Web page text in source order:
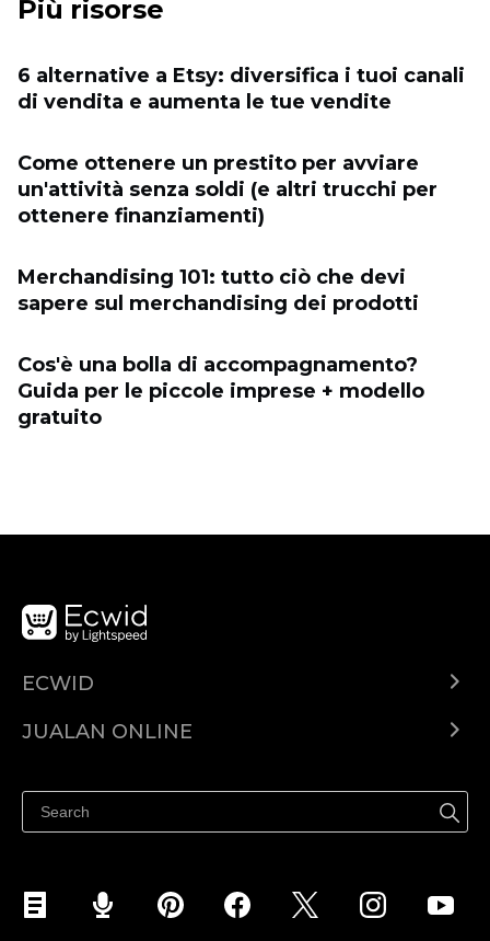
Più risorse
6 alternative a Etsy: diversifica i tuoi canali
di vendita e aumenta le tue vendite
Come ottenere un prestito per avviare
un'attività senza soldi (e altri trucchi per
ottenere finanziamenti)
Merchandising 101: tutto ciò che devi
sapere sul merchandising dei prodotti
Cos'è una bolla di accompagnamento?
Guida per le piccole imprese + modello
gratuito
ECWID
Pusat Bantuan
JUALAN ONLINE
Jualan di Facebook